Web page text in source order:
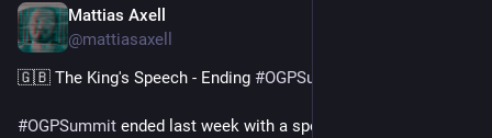
Mattias Axell
@mattiasaxell
🇬🇧 The King's Speech - Ending #OGPSummit
#OGPSummit ended last week with a speech by King Felipe VI